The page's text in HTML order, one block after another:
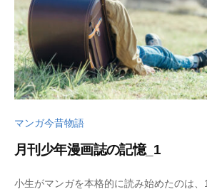
o
マンガ今昔物語
月刊少年漫画誌の記憶_1
小生がマンガを本格的に読み始めたのは